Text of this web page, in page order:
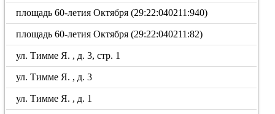
площадь 60-летия Октября (29:22:040211:940)
площадь 60-летия Октября (29:22:040211:82)
ул. Тимме Я. , д. 3, стр. 1
ул. Тимме Я. , д. 3
ул. Тимме Я. , д. 1